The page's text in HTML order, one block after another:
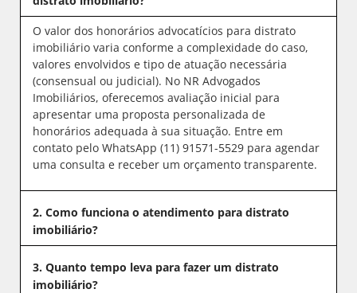
O valor dos honorários advocatícios para distrato
imobiliário varia conforme a complexidade do caso,
valores envolvidos e tipo de atuação necessária
(consensual ou judicial). No NR Advogados
Imobiliários, oferecemos avaliação inicial para
apresentar uma proposta personalizada de
honorários adequada à sua situação. Entre em
contato pelo WhatsApp (11) 91571-5529 para agendar
uma consulta e receber um orçamento transparente.
2. Como funciona o atendimento para distrato
imobiliário?
3. Quanto tempo leva para fazer um distrato
imobiliário?